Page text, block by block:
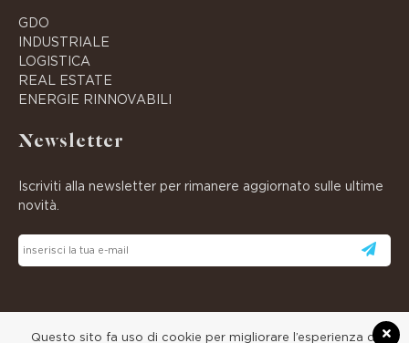
GDO
INDUSTRIALE
LOGISTICA
REAL ESTATE
ENERGIE RINNOVABILI
Newsletter
Iscriviti alla newsletter per rimanere aggiornato sulle ultime
novità.
Questo sito fa uso di cookie per migliorare l’esperienza di